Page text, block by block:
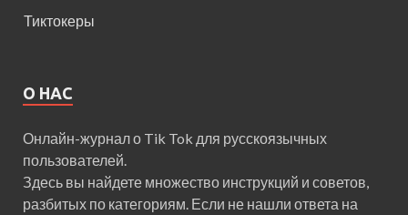
Тиктокеры
О НАС
Онлайн-журнал о Tik Tok для русскоязычных
пользователей.
Здесь вы найдете множество инструкций и советов,
разбитых по категориям. Если не нашли ответа на